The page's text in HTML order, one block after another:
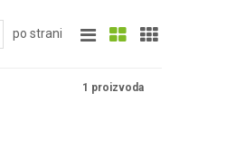
po strani
1 proizvoda